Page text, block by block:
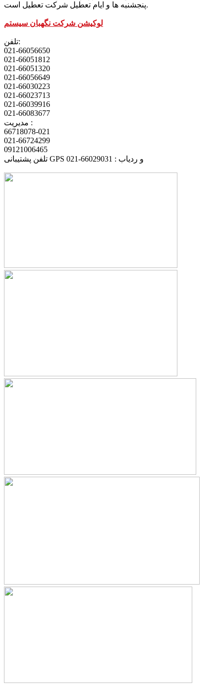
پنجشنبه ها و ایام تعطیل شرکت تعطیل است.
لوکیشن شرکت نگهبان سیستم
تلفن:
021-66056650
021-66051812
021-66051320
021-66056649
021-66030223
021-66023713
021-66039916
021-66083677
مدیریت :
66718078-021
021-66724299
09121006465
تلفن پشتیبانی GPS و ردیاب : 66029031-021